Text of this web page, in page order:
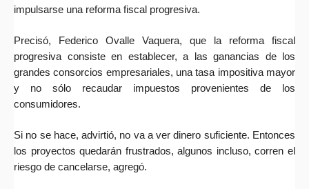
impulsarse una reforma fiscal progresiva.
Precisó, Federico Ovalle Vaquera, que la reforma fiscal
progresiva consiste en establecer, a las ganancias de los
grandes consorcios empresariales, una tasa impositiva mayor
y no sólo recaudar impuestos provenientes de los
consumidores.
Si no se hace, advirtió, no va a ver dinero suficiente. Entonces
los proyectos quedarán frustrados, algunos incluso, corren el
riesgo de cancelarse, agregó.